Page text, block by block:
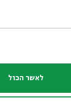
לאשר הכול